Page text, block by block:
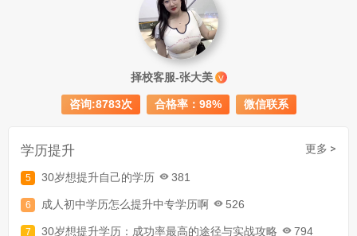
择校客服-张大美 V
咨询:8783次 合格率：98% 微信联系
学历提升 更多 >
成人初中文凭怎么提升学历 740
成人大专学历提升多少钱 367
30岁怎么提升学历 218
30岁想提升自己的学历